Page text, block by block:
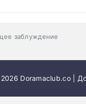
заблуждение
Doramaclub.co |